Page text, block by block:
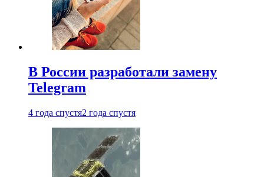
В России разработали замену
Telegram
4 года спустя2 года спустя